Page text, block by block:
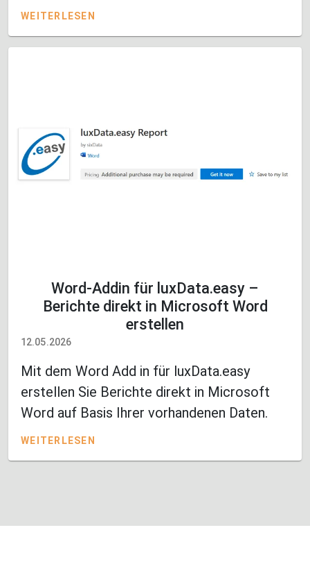
WEITERLESEN
Word-Addin für luxData.easy –
Berichte direkt in Microsoft Word
erstellen
12.05.2026
Mit dem Word Add in für luxData.easy
erstellen Sie Berichte direkt in Microsoft
Word auf Basis Ihrer vorhandenen Daten.
WEITERLESEN